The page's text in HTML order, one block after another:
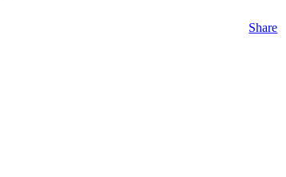
Share